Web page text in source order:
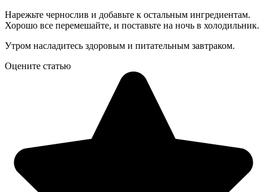
Нарежьте чернослив и добавьте к остальным ингредиентам.
Хорошо все перемешайте, и поставьте на ночь в холодильник.
Утром насладитесь здоровым и питательным завтраком.
Оцените статью